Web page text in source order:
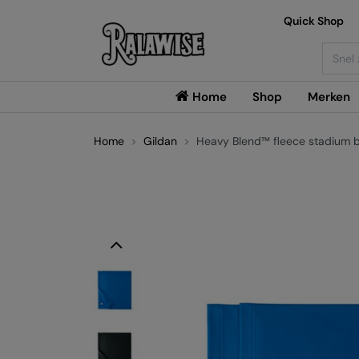
Home Shop Merken
Quick Shop
Home Gildan Heavy Blend™ fleece stadium
Previous